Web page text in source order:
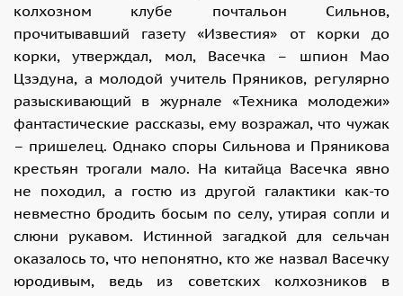
колхозном клубе почтальон Сильнов,
прочитывавший газету «Известия» от корки до
корки, утверждал, мол, Васечка – шпион Мао
Цзэдуна, а молодой учитель Пряников, регулярно
разыскивающий в журнале «Техника молодежи»
фантастические рассказы, ему возражал, что чужак
– пришелец. Однако споры Сильнова и Пряникова
крестьян трогали мало. На китайца Васечка явно
не походил, а гостю из другой галактики как-то
невместно бродить босым по селу, утирая сопли и
слюни рукавом. Истинной загадкой для сельчан
оказалось то, что непонятно, кто же назвал Васечку
юродивым, ведь из советских колхозников в